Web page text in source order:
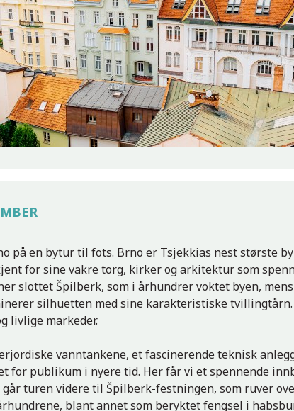
på en bytur til fots. Brno er Tsjekkias nest største
for sine vakre torg, kirker og arkitektur som
slottet Špilberk, som i århundrer voktet byen,
silhuetten med sine karakteristiske
livlige markeder.
vanntankene, et fascinerende teknisk
for publikum i nyere tid. Her får vi et spennende
turen videre til Špilberk-festningen, som ruver
blant annet som beryktet fengsel i